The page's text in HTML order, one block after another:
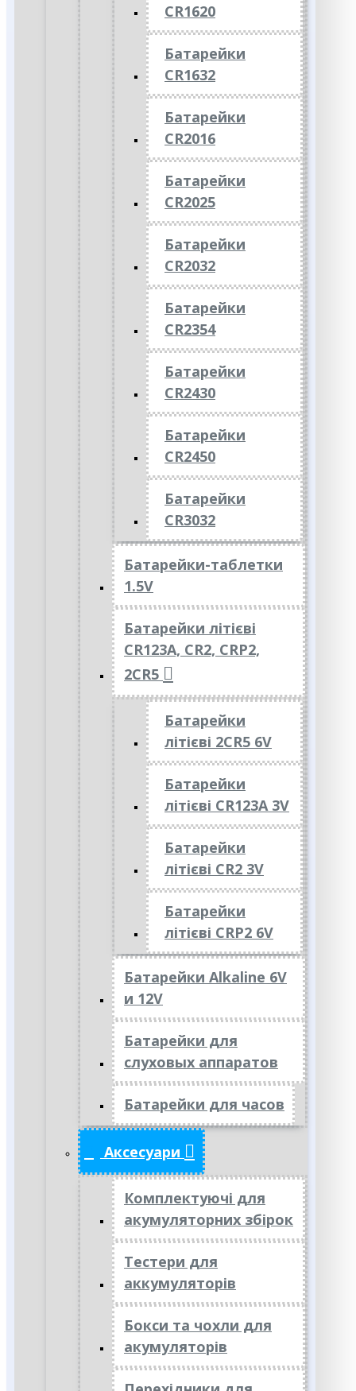
CR1620
Батарейки
CR1632
Батарейки
CR2016
Батарейки
CR2025
Батарейки
CR2032
Батарейки
CR2354
Батарейки
CR2430
Батарейки
CR2450
Батарейки
CR3032
Батарейки-таблетки
1.5V
Батарейки літієві
CR123A, CR2, CRP2,
2CR5
Батарейки
літієві 2CR5 6V
Батарейки
літієві CR123A 3V
Батарейки
літієві CR2 3V
Батарейки
літієві CRP2 6V
Батарейки Alkaline 6V
и 12V
Батарейки для
слуховых аппаратов
Батарейки для часов
Аксесуари
Комплектуючі для
акумуляторних збірок
Тестери для
аккумуляторів
Бокси та чохли для
акумуляторів